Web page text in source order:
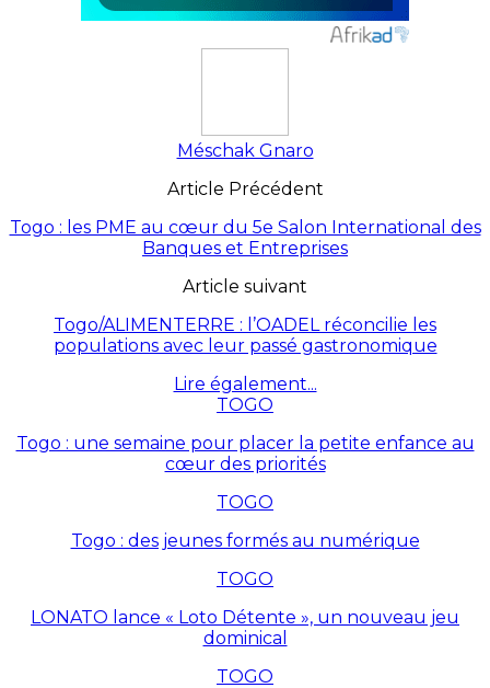
Méschak Gnaro
Article Précédent
Togo : les PME au cœur du 5e Salon International des
Banques et Entreprises
Article suivant
Togo/ALIMENTERRE : l’OADEL réconcilie les
populations avec leur passé gastronomique
Lire également...
TOGO
Togo : une semaine pour placer la petite enfance au
cœur des priorités
TOGO
Togo : des jeunes formés au numérique
TOGO
LONATO lance « Loto Détente », un nouveau jeu
dominical
TOGO